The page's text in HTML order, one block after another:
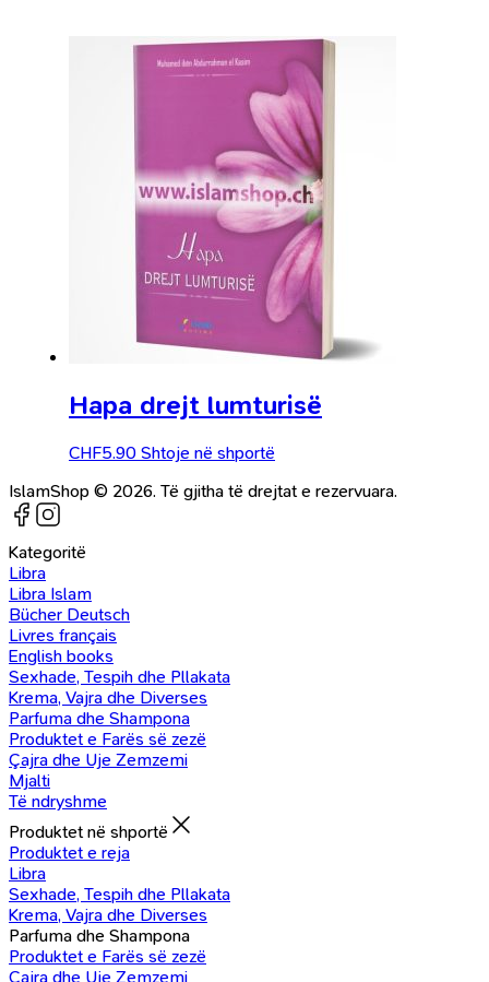
Hapa drejt lumturisë
CHF5.90 Shtoje në shportë
IslamShop © 2026. Të gjitha të drejtat e rezervuara.
Kategoritë
Libra
Libra Islam
Bücher Deutsch
Livres français
English books
Sexhade, Tespih dhe Pllakata
Krema, Vajra dhe Diverses
Parfuma dhe Shampona
Produktet e Farës së zezë
Çajra dhe Uje Zemzemi
Mjalti
Të ndryshme
Produktet në shportë
Produktet e reja
Libra
Sexhade, Tespih dhe Pllakata
Krema, Vajra dhe Diverses
Parfuma dhe Shampona
Produktet e Farës së zezë
Çajra dhe Uje Zemzemi